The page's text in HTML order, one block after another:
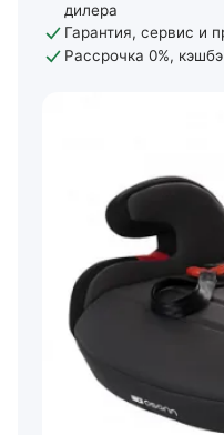
дилера
Гарантия, сервис и
Рассрочка 0%,